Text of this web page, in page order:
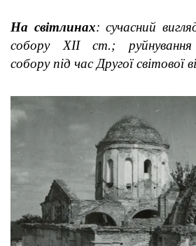
На світлинах: сучасний
собору ХІІ ст.;
собору під час Другої світової